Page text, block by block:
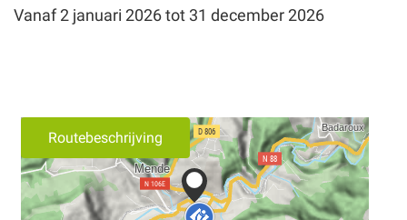
Vanaf2 januari 2026tot 31 december 2026
Routebeschrijving